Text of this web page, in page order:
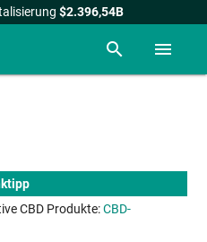
$2.396,54B
search menu
CBD Produkte:CBD-